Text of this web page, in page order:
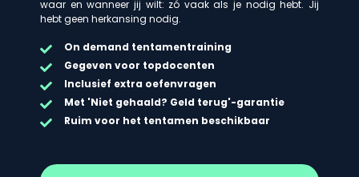
waar en wanneer jij wilt: zó vaak als je nodig hebt. Jij
hebt geen herkansing nodig.
On demand tentamentraining
Gegeven voor topdocenten
Inclusief extra oefenvragen
Met 'Niet gehaald? Geld terug'-garantie
Ruim voor het tentamen beschikbaar